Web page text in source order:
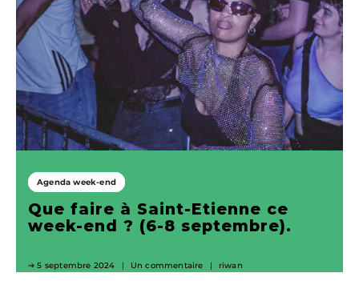
Agenda week-end
Que faire à Saint-Etienne ce
week-end ? (6-8 septembre).
5 septembre 2024 Un commentaire riwan